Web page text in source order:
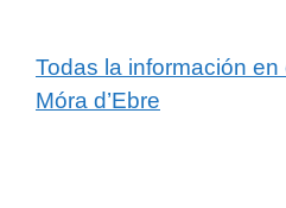
Todas la información
Móra d’Ebre